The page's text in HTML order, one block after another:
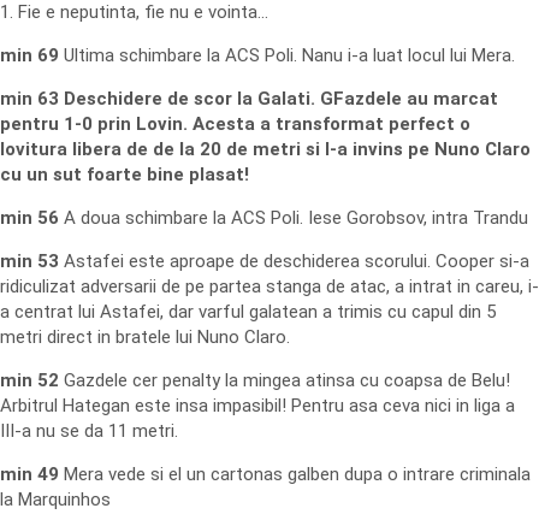
1. Fie e neputinta, fie nu e vointa…
min 69 Ultima schimbare la ACS Poli. Nanu i-a luat locul lui Mera.
min 63 Deschidere de scor la Galati. GFazdele au marcat
pentru 1-0 prin Lovin. Acesta a transformat perfect o
lovitura libera de de la 20 de metri si l-a invins pe Nuno Claro
cu un sut foarte bine plasat!
min 56 A doua schimbare la ACS Poli. Iese Gorobsov, intra Trandu
min 53 Astafei este aproape de deschiderea scorului. Cooper si-a
ridiculizat adversarii de pe partea stanga de atac, a intrat in careu, i-
a centrat lui Astafei, dar varful galatean a trimis cu capul din 5
metri direct in bratele lui Nuno Claro.
min 52 Gazdele cer penalty la mingea atinsa cu coapsa de Belu!
Arbitrul Hategan este insa impasibil! Pentru asa ceva nici in liga a
III-a nu se da 11 metri.
min 49 Mera vede si el un cartonas galben dupa o intrare criminala
la Marquinhos